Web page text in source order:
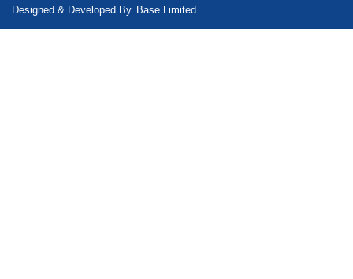
Designed & Developed By Base Limited